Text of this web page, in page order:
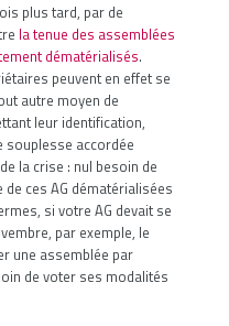
plus tard, par de
la tenue des assemblées
dématérialisés.
peuvent en effet se
autre moyen de
leur identification,
souplesse accordée
la crise : nul besoin de
ces AG dématérialisées
si votre AG devait se
par exemple, le
une assemblée par
de voter ses modalités